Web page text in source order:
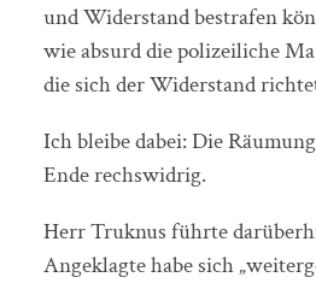
und Widerstand bestrafen
wie absurd die polizeiliche
die sich der Widerstand
Ich bleibe dabei: Die
Ende rechswidrig.
Herr Truknus führte
Angeklagte habe sich